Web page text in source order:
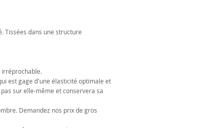
Tissées dans une structure
irréprochable.
est gage d'une élasticité optimale et
sur elle-même et conservera sa
Demandez nos prix de gros